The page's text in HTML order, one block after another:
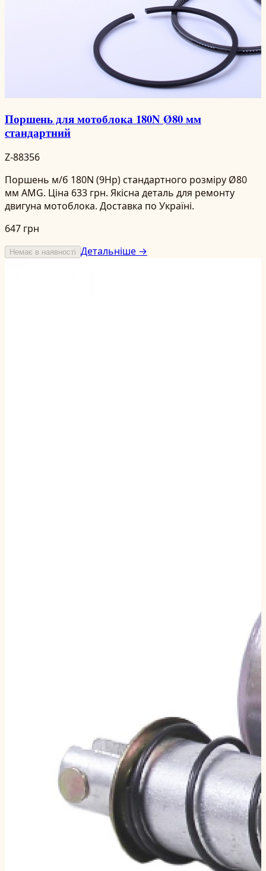
Поршень для мотоблока 180N Ø80 мм
стандартний
Z-88356
Поршень м/б 180N (9Hp) стандартного розміру Ø80
мм AMG. Ціна 633 грн. Якісна деталь для ремонту
двигуна мотоблока. Доставка по Україні.
647 грн
Немає в наявності Детальніше →